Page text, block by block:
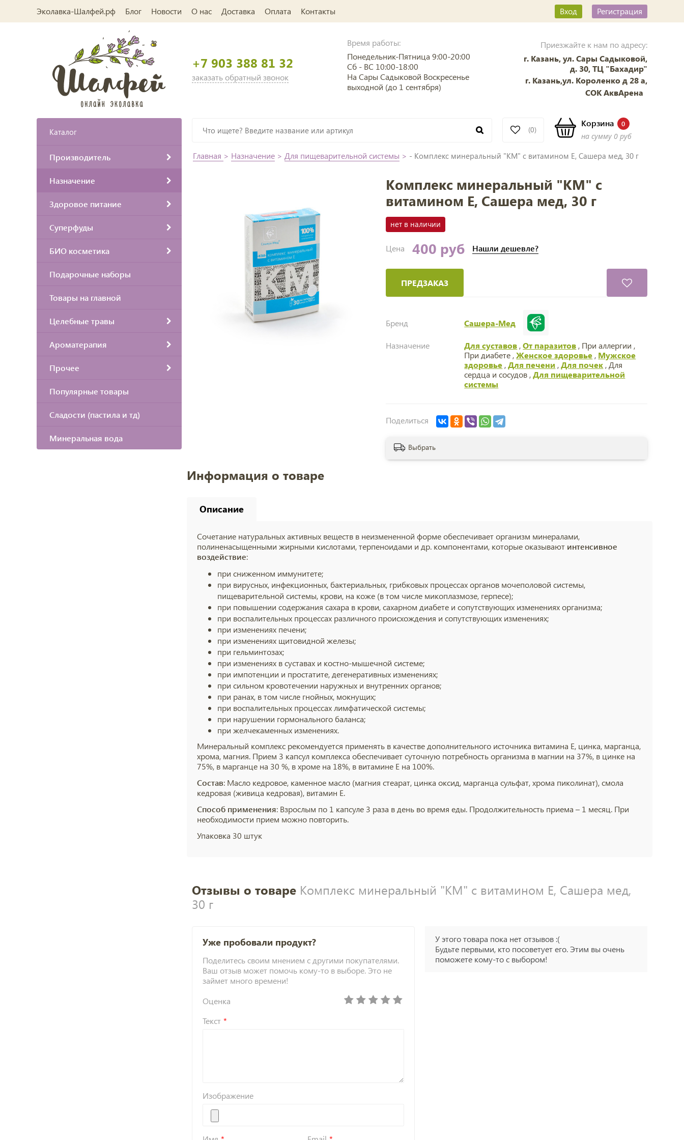
Эколавка-Шалфей.рф Блог Новости О нас Доставка Оплата Контакты Вход Регистрация
+7 903 388 81 32
заказать обратный звонок
Время работы:
Понедельник-Пятница 9:00-20:00
Сб - ВС 10:00-18:00
На Сары Садыковой Воскресенье
выходной (до 1 сентября)
Приезжайте к нам по адресу:
г. Казань, ул. Сары Садыковой,
д. 30, ТЦ "Бахадир"
г. Казань,ул. Короленко д 28 а,
СОК АквАрена
(0)
Корзина 0
на сумму 0 руб
Каталог
Производитель
Назначение
Здоровое питание
Суперфуды
БИО косметика
Подарочные наборы
Товары на главной
Целебные травы
Ароматерапия
Прочее
Популярные товары
Сладости (пастила и тд)
Минеральная вода
Главная > Назначение > Для пищеварительной системы > - Комплекс минеральный "КМ" с витамином Е, Сашера мед, 30 г
Комплекс минеральный "КМ" с
витамином Е, Сашера мед, 30 г
нет в наличии
Цена 400 руб Нашли дешевле?
ПРЕДЗАКАЗ
Бренд Сашера-Мед
Назначение Для суставов ,От паразитов , При аллергии ,
При диабете ,Женское здоровье , Мужское
здоровье ,Для печени ,Для почек , Для
сердца и сосудов ,Для пищеварительной
системы
Поделиться
Выбрать
Информация о товаре
Описание
Сочетание натуральных активных веществ в неизмененной форме обеспечивает организм минералами,
полиненасыщенными жирными кислотами, терпеноидами и др. компонентами, которые оказывают интенсивное
воздействие:
при сниженном иммунитете;
при вирусных, инфекционных, бактериальных, грибковых процессах органов мочеполовой системы,
пищеварительной системы, крови, на коже (в том числе микоплазмозе, герпесе);
при повышении содержания сахара в крови, сахарном диабете и сопутствующих изменениях организма;
при воспалительных процессах различного происхождения и сопутствующих изменениях;
при изменениях печени;
при изменениях щитовидной железы;
при гельминтозах;
при изменениях в суставах и костно-мышечной системе;
при импотенции и простатите, дегенеративных изменениях;
при сильном кровотечении наружных и внутренних органов;
при ранах, в том числе гнойных, мокнущих;
при воспалительных процессах лимфатической системы;
при нарушении гормонального баланса;
при желчекаменных изменениях.
Минеральный комплекс рекомендуется применять в качестве дополнительного источника витамина Е, цинка, марганца,
хрома, магния. Прием 3 капсул комплекса обеспечивает суточную потребность организма в магнии на 37%, в цинке на
75%, в марганце на 30 %, в хроме на 18%, в витамине Е на 100%.
Состав: Масло кедровое, каменное масло (магния стеарат, цинка оксид, марганца сульфат, хрома пиколинат), смола
кедровая (живица кедровая), витамин Е.
Способ применения: Взрослым по 1 капсуле 3 раза в день во время еды. Продолжительность приема – 1 месяц. При
необходимости прием можно повторить.
Упаковка 30 штук
Отзывы о товаре Комплекс минеральный "КМ" с витамином Е, Сашера мед,
30 г
Уже пробовали продукт?
Поделитесь своим мнением с другими покупателями.
Ваш отзыв может помочь кому-то в выборе. Это не
займет много времени!
Оценка
Текст
Изображение
У этого товара пока нет отзывов :(
Будьте первыми, кто посоветует его. Этим вы очень
поможете кому-то с выбором!